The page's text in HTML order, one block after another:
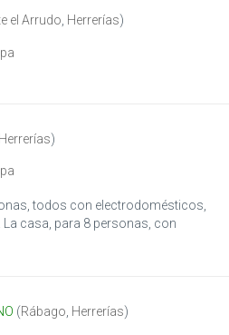
el Arrudo Herrerías)
Herrerías)
todos con electrodomésticos,
casa, para 8 personas, con
(Rábago, Herrerías)